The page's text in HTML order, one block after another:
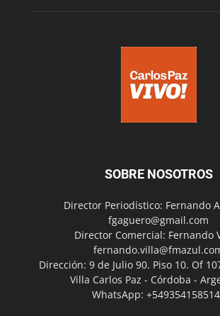
SOBRE NOSOTROS
Director Periodístico: Fernando
fgaguero@gmail.com
Director Comercial: Fernando
Dirección: 9 de Julio 90. Piso 10. Of
Villa Carlos Paz - Córdoba -
WhatsApp: